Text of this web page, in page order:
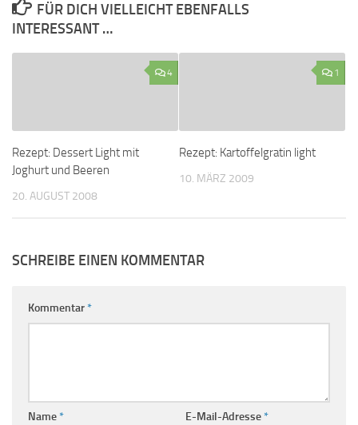
FÜR DICH VIELLEICHT EBENFALLS
INTERESSANT …
4
Rezept: Dessert Light mit
Joghurt und Beeren
20. AUGUST 2008
1
Rezept: Kartoffelgratin light
10. MÄRZ 2009
SCHREIBE EINEN KOMMENTAR
Kommentar*
Name* E-Mail-Adresse*